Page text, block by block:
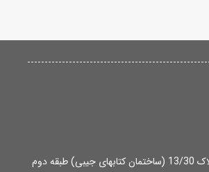
آدرس: تهران، میدان انقلاب، بین خ 12 فروردین و منیریه جاوید پلاک 13/30 (ساختمان کتابهای جیبی) طبقه دوم